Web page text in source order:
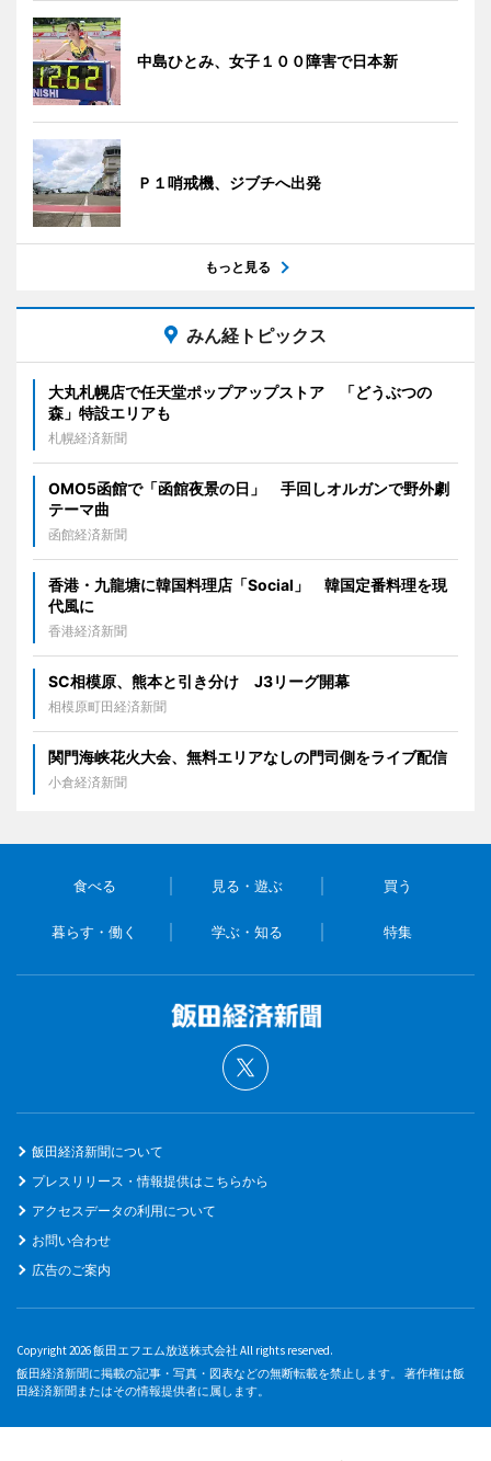
中島ひとみ、女子１００障害で日本新
Ｐ１哨戒機、ジブチへ出発
もっと見る
みん経トピックス
大丸札幌店で任天堂ポップアップストア 「どうぶつの
森」特設エリアも
札幌経済新聞
OMO5函館で「函館夜景の日」 手回しオルガンで野外劇
テーマ曲
函館経済新聞
香港・九龍塘に韓国料理店「Social」 韓国定番料理を現
代風に
香港経済新聞
SC相模原、熊本と引き分け J3リーグ開幕
相模原町田経済新聞
関門海峡花火大会、無料エリアなしの門司側をライブ配信
小倉経済新聞
食べる 見る・遊ぶ 買う
暮らす・働く 学ぶ・知る 特集
飯田経済新聞について
プレスリリース・情報提供はこちらから
アクセスデータの利用について
お問い合わせ
広告のご案内
Copyright 2026 飯田エフエム放送株式会社 All rights reserved.
飯田経済新聞に掲載の記事・写真・図表などの無断転載を禁止します。 著作権は飯
田経済新聞またはその情報提供者に属します。